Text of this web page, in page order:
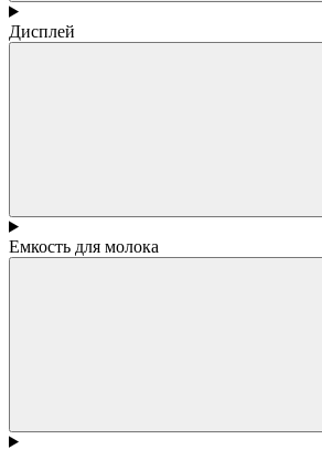
Дисплей
Емкость для молока